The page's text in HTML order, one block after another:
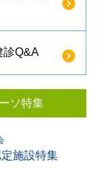
診Q&A
ソ特集
施設特集